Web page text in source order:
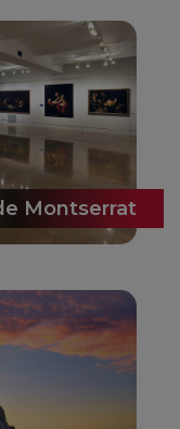
Montserrat